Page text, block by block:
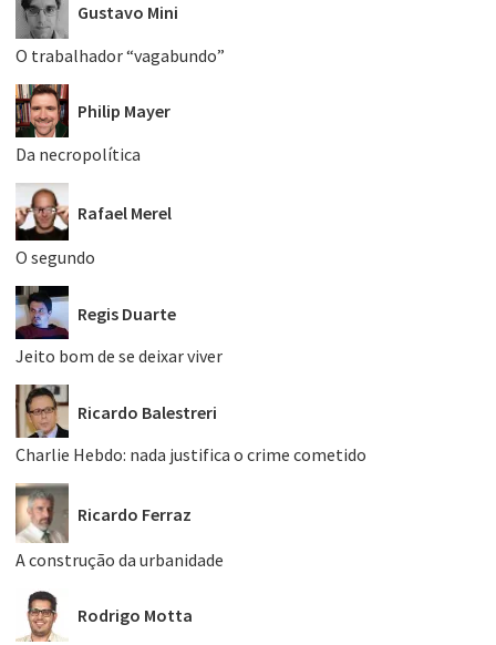
Gustavo Mini
O trabalhador “vagabundo”
Philip Mayer
Da necropolítica
Rafael Merel
O segundo
Regis Duarte
Jeito bom de se deixar viver
Ricardo Balestreri
Charlie Hebdo: nada justifica o crime cometido
Ricardo Ferraz
A construção da urbanidade
Rodrigo Motta